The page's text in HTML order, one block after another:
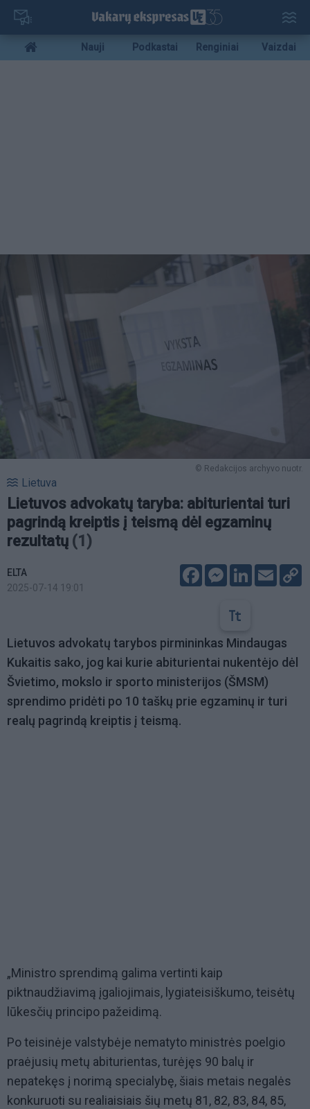
Pereiti
pagrindinį
turinį
Mobile
menu
Nauji Podkastai Renginiai Vaizdai
© Redakcijos archyvo nuotr.
Lietuva
Lietuvos advokatų taryba: abiturientai turi
pagrindą kreiptis į teismą dėl egzaminų
rezultatų (1)
ELTA
2025-07-14 19:01
FacebookMessenger
LinkedIn
Email
Lietuvos advokatų tarybos pirmininkas Mindaugas
Kukaitis sako, jog kai kurie abiturientai nukentėjo dėl
Švietimo, mokslo ir sporto ministerijos (ŠMSM)
sprendimo pridėti po 10 taškų prie egzaminų ir turi
realų pagrindą kreiptis į teismą.
„Ministro sprendimą galima vertinti kaip
piktnaudžiavimą įgaliojimais, lygiateisiškumo, teisėtų
lūkesčių principo pažeidimą.
Po teisinėje valstybėje nematyto ministrės poelgio
praėjusių metų abiturientas, turėjęs 90 balų ir
nepatekęs į norimą specialybę, šiais metais negalės
konkuruoti su realiaisiais šių metų 81, 82, 83, 84, 85,